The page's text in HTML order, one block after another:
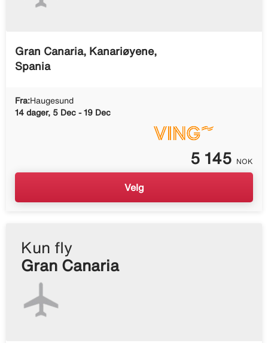
Gran Canaria, Kanariøyene,
Spania
Fra:Haugesund
14 dager, 5 Dec - 19 Dec
5 145 NOK
Velg
Kun fly
Gran Canaria